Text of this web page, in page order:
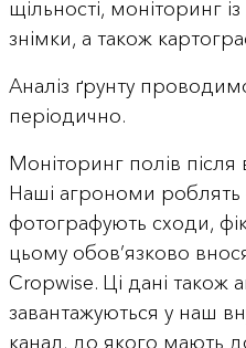
щільності, моніторинг
знімки, а також
Аналіз ґрунту
періодично.
Моніторинг полів після
Наші агрономи роблять
фотографують сходи,
цьому обов’язково
Cropwise. Ці дані також
завантажуються у наш
канал, до якого мають